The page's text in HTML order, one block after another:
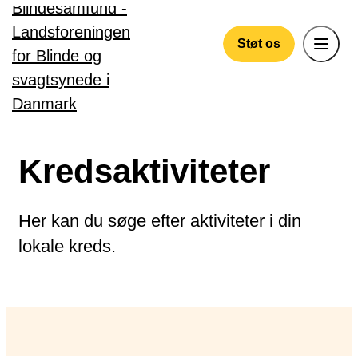
Gå til hovedindhold
Støt os
Kredsaktiviteter
Her kan du søge efter aktiviteter i din
lokale kreds.